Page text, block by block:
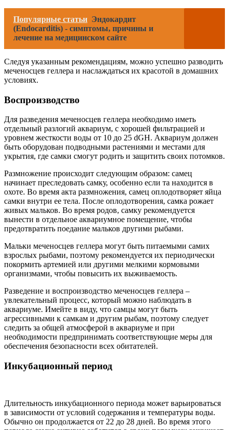
Популярные статьи Эндокардит
(Endocarditis) - симптомы, причины и
лечение на медицинском сайте
Следуя указанным рекомендациям, можно успешно разводить
меченосцев геллера и наслаждаться их красотой в домашних
условиях.
Воспроизводство
Для разведения меченосцев геллера необходимо иметь
отдельный разлогий аквариум, с хорошей фильтрацией и
уровнем жесткости воды от 10 до 25 dGH. Аквариум должен
быть оборудован подводными растениями и местами для
укрытия, где самки смогут родить и защитить своих потомков.
Размножение происходит следующим образом: самец
начинает преследовать самку, особенно если та находится в
охоте. Во время акта размножения, самец оплодотворяет яйца
самки внутри ее тела. После оплодотворения, самка рожает
живых мальков. Во время родов, самку рекомендуется
вынести в отдельное аквариумное помещение, чтобы
предотвратить поедание мальков другими рыбами.
Мальки меченосцев геллера могут быть питаемыми самих
взрослых рыбами, поэтому рекомендуется их периодически
покормить артемией или другими мелкими кормовыми
организмами, чтобы повысить их выживаемость.
Разведение и воспроизводство меченосцев геллера –
увлекательный процесс, который можно наблюдать в
аквариуме. Имейте в виду, что самцы могут быть
агрессивными к самкам и другим рыбам, поэтому следует
следить за общей атмосферой в аквариуме и при
необходимости предпринимать соответствующие меры для
обеспечения безопасности всех обитателей.
Инкубационный период
Длительность инкубационного периода может варьироваться
в зависимости от условий содержания и температуры воды.
Обычно он продолжается от 22 до 28 дней. Во время этого